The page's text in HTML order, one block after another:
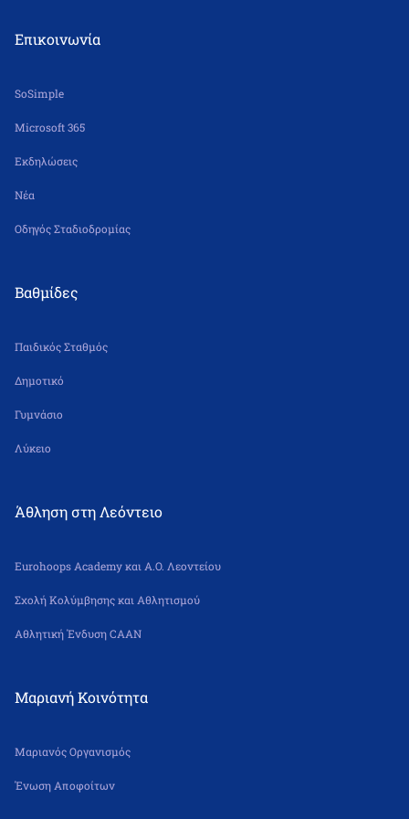
Επικοινωνία
SoSimple
Microsoft 365
Εκδηλώσεις
Νέα
Οδηγός Σταδιοδρομίας
Βαθμίδες
Παιδικός Σταθμός
Δημοτικό
Γυμνάσιο
Λύκειο
Άθληση στη Λεόντειο
Eurohoops Academy και Α.Ο. Λεοντείου
Σχολή Κολύμβησης και Αθλητισμού
Αθλητική Ένδυση CAAN
Μαριανή Κοινότητα
Μαριανός Οργανισμός
Ένωση Αποφοίτων